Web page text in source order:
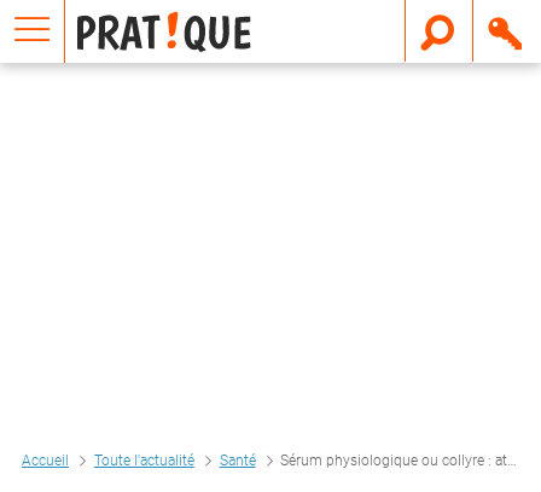
Accueil Toute l'actualité Santé Sérum physiologique ou collyre : attention de ne pas les confondre !
E
m
a